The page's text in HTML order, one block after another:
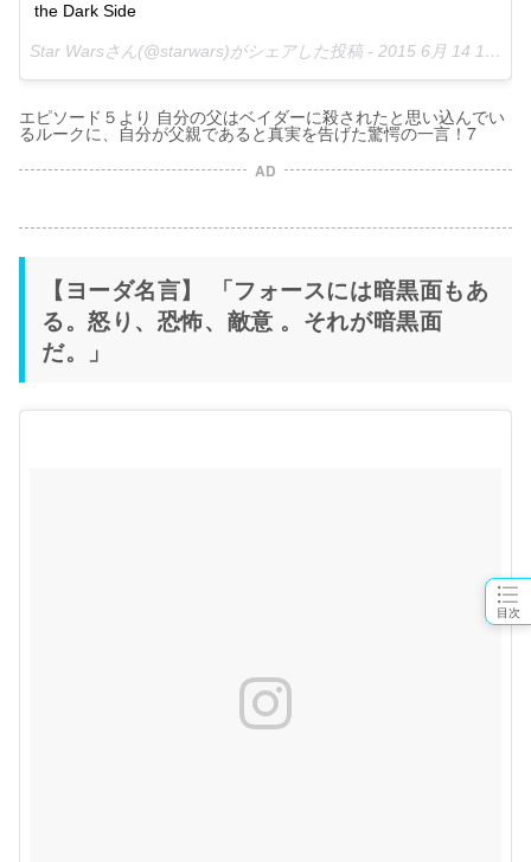
目次
the Dark Side
Star Warsさん(@starwars)がシェアした投稿 - 2015 6月 14 12:30午後 PDT
エピソード５より 自分の父はベイダーに殺されたと思い込んでい
るルークに、自分が父親であると真実を告げた驚愕の一言！7
AD
【ヨーダ名言】 「フォースには暗黒面もあ
る。怒り、恐怖、敵意 。それが暗黒面
だ。」